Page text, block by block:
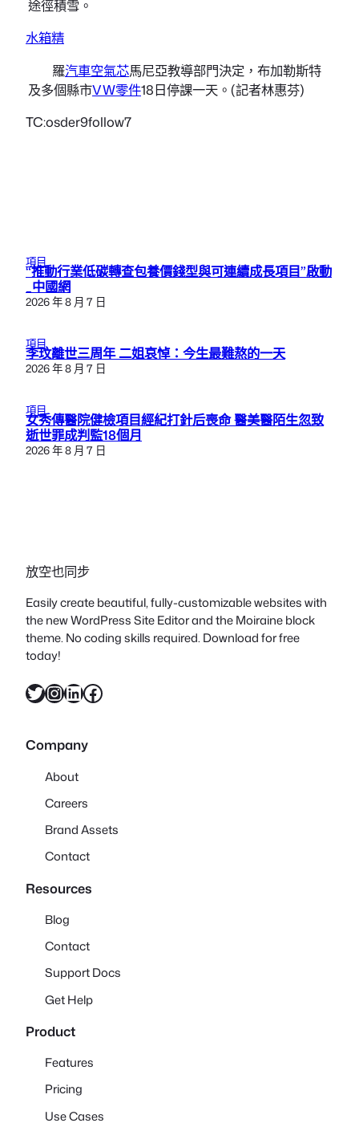
途徑積雪。
水箱精
羅汽車空氣芯馬尼亞教導部門決定，布加勒斯特
及多個縣市VW零件18日停課一天。(記者林惠芬)
TC:osder9follow7
項目
“推動行業低碳轉查包養價錢型與可連續成長項目”啟動
_中國網
2026 年 8 月 7 日
項目
李玟離世三周年 二姐哀悼：今生最難熬的一天
2026 年 8 月 7 日
項目
女秀傳醫院健檢項目經紀打針后喪命 醫美醫陌生忽致
逝世罪成判監18個月
2026 年 8 月 7 日
放空也同步
Easily create beautiful, fully-customizable websites with
the new WordPress Site Editor and the Moiraine block
theme. No coding skills required. Download for free
today!
X InstagramLinkedIn Facebook
Company
About
Careers
Brand Assets
Contact
Resources
Blog
Contact
Support Docs
Get Help
Product
Features
Pricing
Use Cases